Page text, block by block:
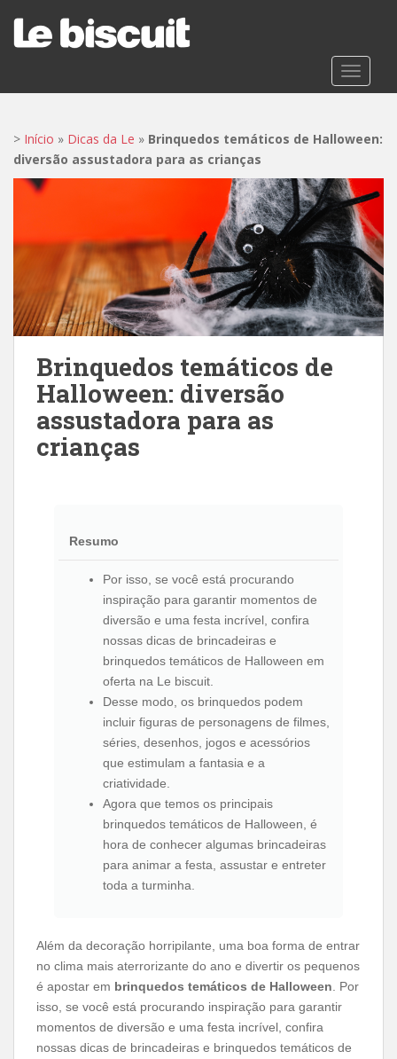
t
> Início » Dicas da Le » Brinquedos temáticos de Halloween:
diversão assustadora para as crianças
Brinquedos temáticos de
Halloween: diversão
assustadora para as
crianças
Resumo
Por isso, se você está procurando
inspiração para garantir momentos de
diversão e uma festa incrível, confira
nossas dicas de brincadeiras e
brinquedos temáticos de Halloween em
oferta na Le biscuit.
Desse modo, os brinquedos podem
incluir figuras de personagens de filmes,
séries, desenhos, jogos e acessórios
que estimulam a fantasia e a
criatividade.
Agora que temos os principais
brinquedos temáticos de Halloween, é
hora de conhecer algumas brincadeiras
para animar a festa, assustar e entreter
toda a turminha.
Além da decoração horripilante, uma boa forma de entrar
no clima mais aterrorizante do ano e divertir os pequenos
é apostar em brinquedos temáticos de Halloween. Por
isso, se você está procurando inspiração para garantir
momentos de diversão e uma festa incrível, confira
nossas dicas de brincadeiras e brinquedos temáticos de